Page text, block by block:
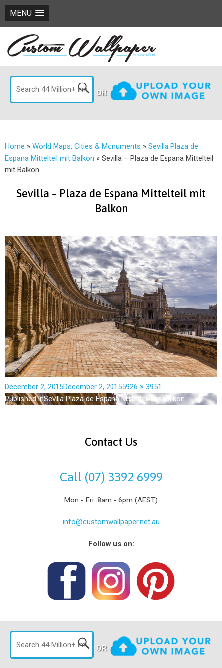
MENU
OR
Home » World Maps, Cities & Monuments » Sevilla Plaza de
Espana Mittelteil mit Balkon » Sevilla – Plaza de Espana Mittelteil
mit Balkon
Sevilla – Plaza de Espana Mittelteil mit
Balkon
December 2, 2015December 2, 20155926 × 3951
Published inSevilla Plaza de Espana Mittelteil mit Balkon
Contact Us
Call (07) 3392 6999
Mon - Fri: 8am - 6pm (AEST)
info@customwallpaper.net.au
Follow us on:
OR